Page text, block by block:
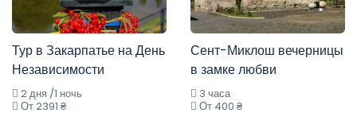
Тур в Закарпатье на День
Независимости
2 дня /1 ночь
От 2391 ₴
Сент-Миклош вечерницы
в замке любви
3 часа
От 400 ₴